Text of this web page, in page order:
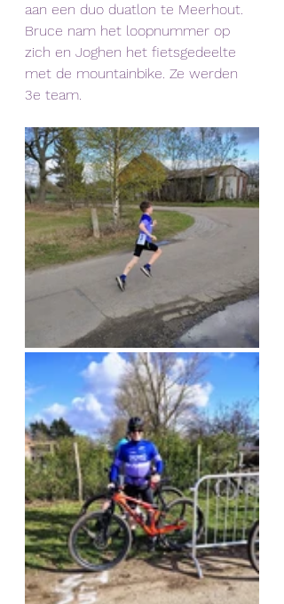
aan een duo duatlon te Meerhout.
Bruce nam het loopnummer op
zich en Joghen het fietsgedeelte
met de mountainbike. Ze werden
3e team.